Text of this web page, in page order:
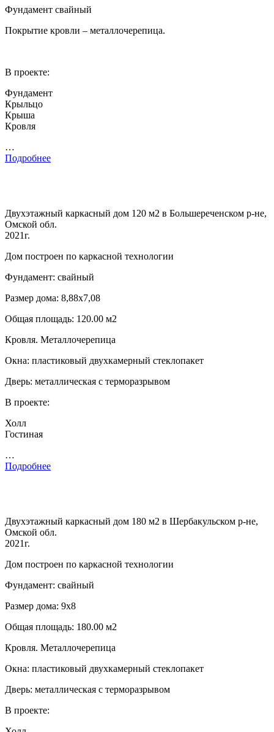
Фундамент свайный
Покрытие кровли – металлочерепица.
В проекте:
Фундамент
Крыльцо
Крыша
Кровля
…
Подробнее
Двухэтажный каркасный дом 120 м2 в Большереченском р-не,
Омской обл.
2021г.
Дом построен по каркасной технологии
Фундамент: свайный
Размер дома: 8,88х7,08
Общая площадь: 120.00 м2
Кровля. Металлочерепица
Окна: пластиковый двухкамерный стеклопакет
Дверь: металлическая с терморазрывом
В проекте:
Холл
Гостиная
…
Подробнее
Двухэтажный каркасный дом 180 м2 в Шербакульском р-не,
Омской обл.
2021г.
Дом построен по каркасной технологии
Фундамент: свайный
Размер дома: 9х8
Общая площадь: 180.00 м2
Кровля. Металлочерепица
Окна: пластиковый двухкамерный стеклопакет
Дверь: металлическая с терморазрывом
В проекте: